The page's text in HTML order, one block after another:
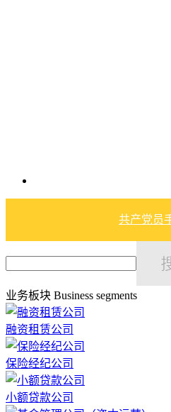
共产党员
业务板块 Business segments
融资租赁公司
保险经纪公司
小额贷款公司